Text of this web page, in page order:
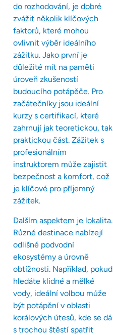
do rozhodování, je dobré
zvážit několik klíčových
faktorů, které mohou
ovlivnit výběr ideálního
zážitku. Jako první je
důležité mít na paměti
úroveň zkušeností
budoucího potápěče. Pro
začátečníky jsou ideální
kurzy s certifikací, které
zahrnují jak teoretickou, tak
praktickou část. Zážitek s
profesionálním
instruktorem může zajistit
bezpečnost a komfort, což
je klíčové pro příjemný
zážitek.
Dalším aspektem je lokalita.
Různé destinace nabízejí
odlišné podvodní
ekosystémy a úrovně
obtížnosti. Například, pokud
hledáte klidné a mělké
vody, ideální volbou může
být potápění v oblasti
korálových útesů, kde se dá
s trochou štěstí spatřit